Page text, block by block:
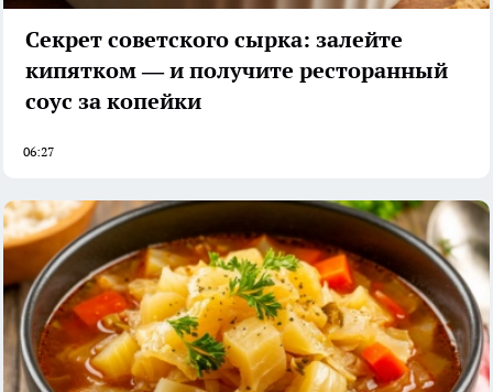
Секрет советского сырка: залейте
кипятком — и получите ресторанный
соус за копейки
06:27